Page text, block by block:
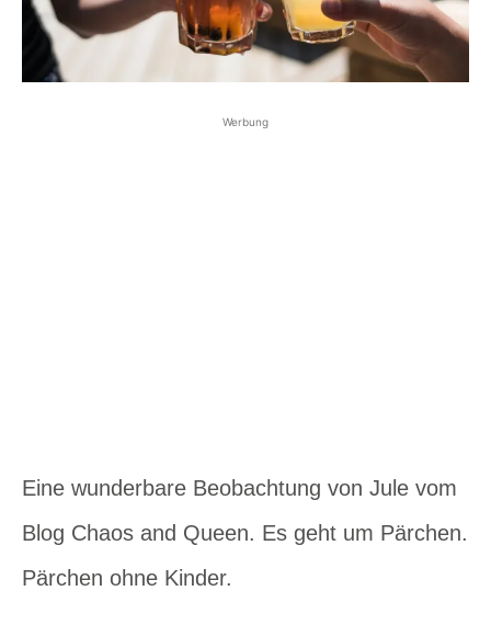
Werbung
Eine wunderbare Beobachtung von Jule vom
Blog Chaos and Queen. Es geht um Pärchen.
Pärchen ohne Kinder.